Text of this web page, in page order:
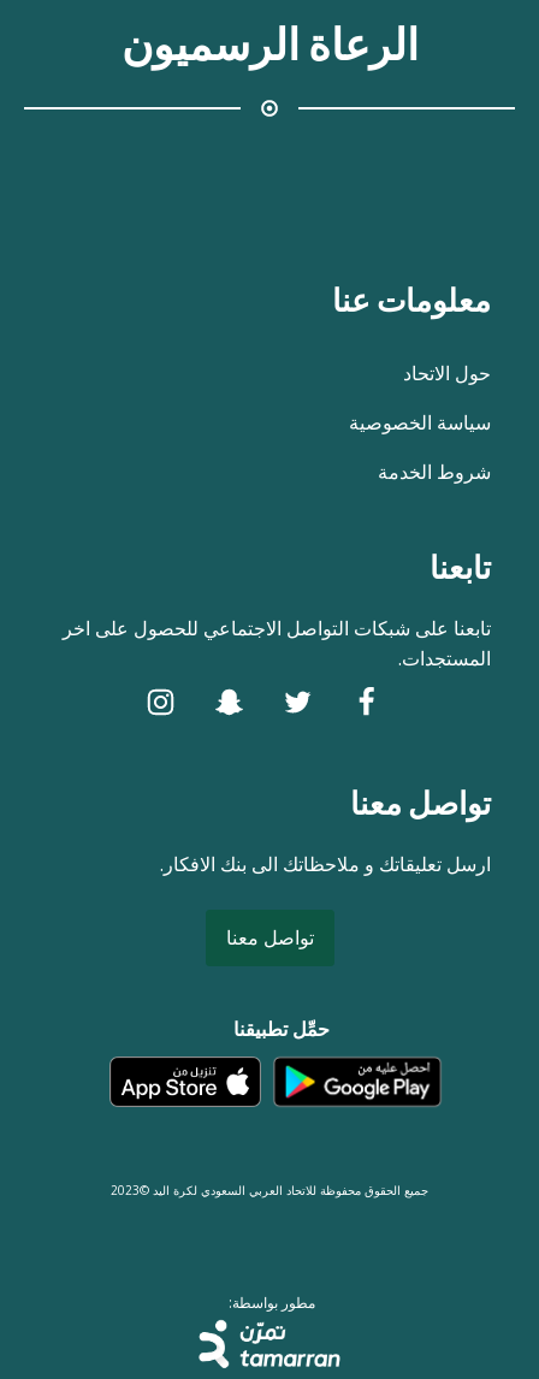
الرعاة الرسميون
معلومات عنا
حول الاتحاد
سياسة الخصوصية
شروط الخدمة
تابعنا
تابعنا على شبكات التواصل الاجتماعي للحصول على اخر
المستجدات.
تواصل معنا
ارسل تعليقاتك و ملاحظاتك الى بنك الافكار.
تواصل معنا
حمِّل تطبيقنا
جميع الحقوق محفوظة للاتحاد العربي السعودي لكرة اليد ©2023
مطور بواسطة: